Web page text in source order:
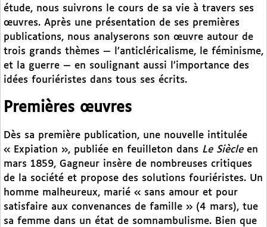
étude, nous suivrons le cours de sa vie à travers ses
œuvres. Après une présentation de ses premières
publications, nous analyserons son œuvre autour de
trois grands thèmes — l’anticléricalisme, le féminisme,
et la guerre — en soulignant aussi l’importance des
idées fouriéristes dans tous ses écrits.
Premières œuvres
Dès sa première publication, une nouvelle intitulée
« Expiation », publiée en feuilleton dans Le Siècleen
mars 1859, Gagneur insère de nombreuses critiques
de la société et propose des solutions fouriéristes. Un
homme malheureux, marié « sans amour et pour
satisfaire aux convenances de famille » (4 mars), tue
sa femme dans un état de somnambulisme. Bien que